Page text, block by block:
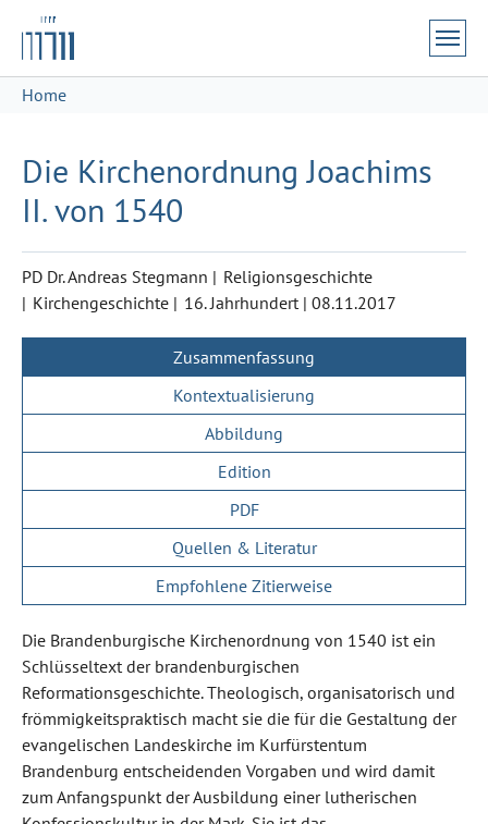
Zum Hauptinhalt springen
Skip to page footer
Sie sind hier:
Home
Die Kirchenordnung Joachims
II. von 1540
PD Dr. Andreas Stegmann
Religionsgeschichte
Kirchengeschichte
16. Jahrhundert| 08.11.2017
Zusammenfassung
Kontextualisierung
Abbildung
Edition
PDF
Quellen & Literatur
Empfohlene Zitierweise
Die Brandenburgische Kirchenordnung von 1540 ist ein
Schlüsseltext der brandenburgischen
Reformationsgeschichte. Theologisch, organisatorisch und
frömmigkeitspraktisch macht sie die für die Gestaltung der
evangelischen Landeskirche im Kurfürstentum
Brandenburg entscheidenden Vorgaben und wird damit
zum Anfangspunkt der Ausbildung einer lutherischen